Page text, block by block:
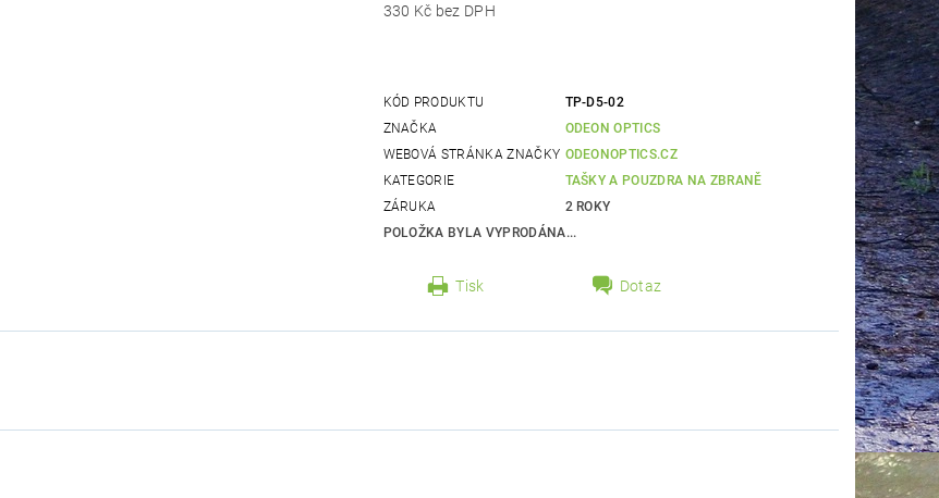
330 Kč bez DPH
KÓD PRODUKTU
TP-D5-02
ZNAČKA
ODEON OPTICS
WEBOVÁ STRÁNKA ZNAČKY ODEONOPTICS.CZ
KATEGORIE
TAŠKY A POUZDRA NA ZBRANĚ
ZÁRUKA
2 ROKY
POLOŽKA BYLA VYPRODÁNA...
Tisk Dotaz